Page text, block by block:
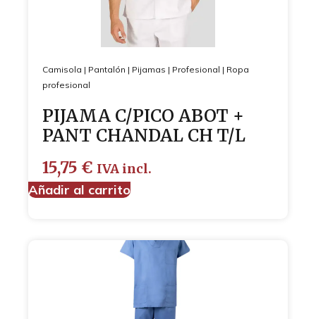
Camisola | Pantalón | Pijamas | Profesional | Ropa
profesional
PIJAMA C/PICO ABOT +
PANT CHANDAL CH T/L
15,75 € IVA incl.
Añadir al carrito